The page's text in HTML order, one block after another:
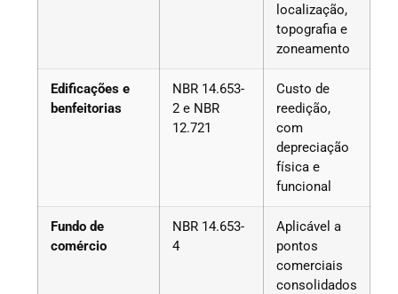
localização,
topografia e
zoneamento
Edificações e
benfeitorias
NBR 14.653-
2 e NBR
12.721
Custo de
reedição,
com
depreciação
física e
funcional
Fundo de
comércio
NBR 14.653-
4
Aplicável a
pontos
comerciais
consolidados